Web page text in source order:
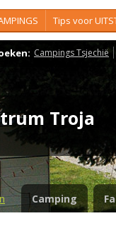
Tips voor
Campings Tsjechië
Troja
Camping